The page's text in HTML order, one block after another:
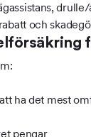
och
ha det mest
pengar